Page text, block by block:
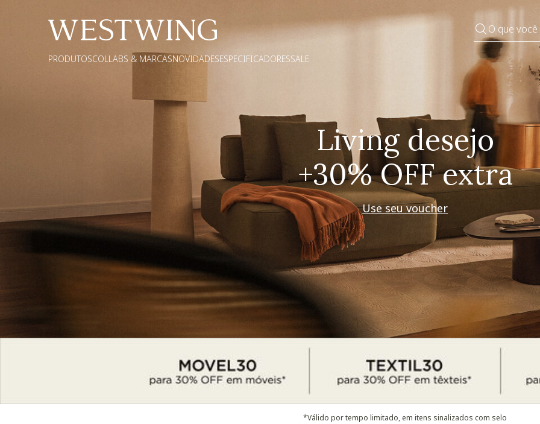
O que
PRODUTOSCOLLABS & MARCASNOVIDADESESPECIFICADORESSALE
Pequenos rituais
Grandes mudanças
Decorar
*Válido por tempo limitado, em itens sinalizados com selo